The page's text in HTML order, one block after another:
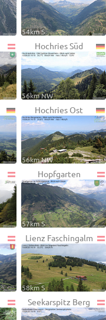
54km S
Hochries Süd
56km NW
Hochries Ost
56km NW
Hopfgarten
57km S
Lienz Faschingalm
58km S
Seekarspitz Berg